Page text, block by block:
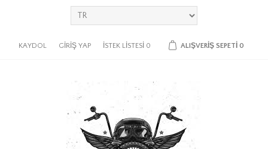
KAYDOL GIRIŞ YAP İSTEK LISTESI 0 ALIŞVERIŞ SEPETI 0